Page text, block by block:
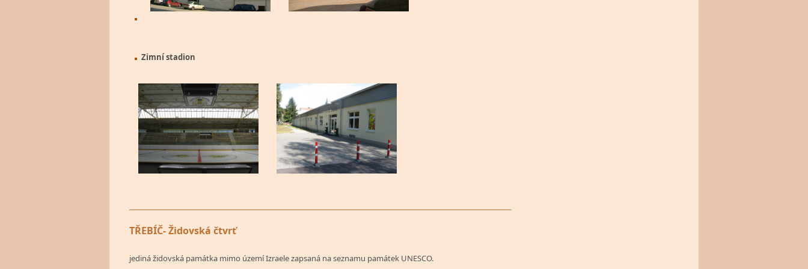
Zimní stadion
TŘEBÍČ- Židovská čtvrť
jediná židovská památka mimo území Izraele zapsaná na seznamu památek UNESCO.